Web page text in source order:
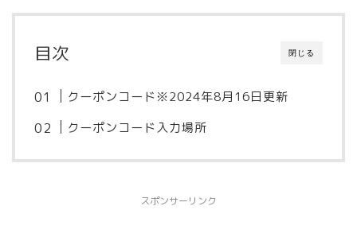
閉じる
目次
クーポンコード※2024年8月16日更新
クーポンコード入力場所
スポンサーリンク